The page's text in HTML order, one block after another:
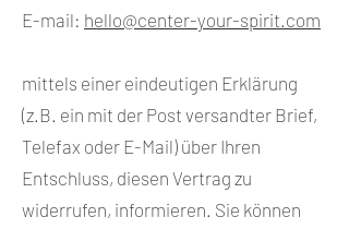
E-mail: hello@center-your-spirit.com
mittels einer eindeutigen Erklärung
(z.B. ein mit der Post versandter Brief,
Telefax oder E-Mail) über Ihren
Entschluss, diesen Vertrag zu
widerrufen, informieren. Sie können